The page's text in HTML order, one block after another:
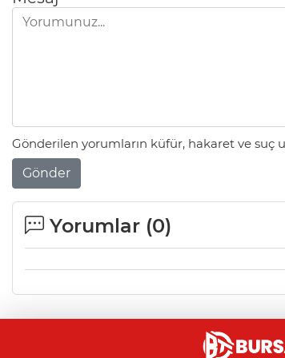
Gönderilen yorumların küfür, hakaret ve suç
Gönder
Yorumlar (0)